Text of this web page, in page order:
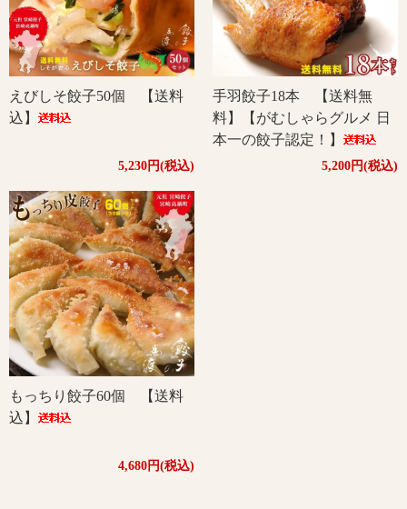
えびしそ餃子50個 【送料
込】
5,230円(税込)
手羽餃子18本 【送料無
料】【がむしゃらグルメ 日
本一の餃子認定！】
5,200円(税込)
もっちり餃子60個 【送料
込】
4,680円(税込)